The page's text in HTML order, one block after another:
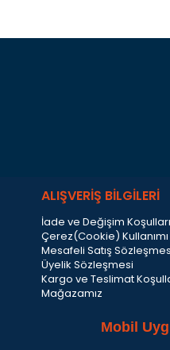
ALIŞVERİŞ BİLGİLERİ
İade ve Değişim Koşulları
Çerez(Cookie) Kullanımı
Mesafeli Satış
Üyelik Sözleşmesi
Kargo ve Teslimat
Mağazamız
Mobil